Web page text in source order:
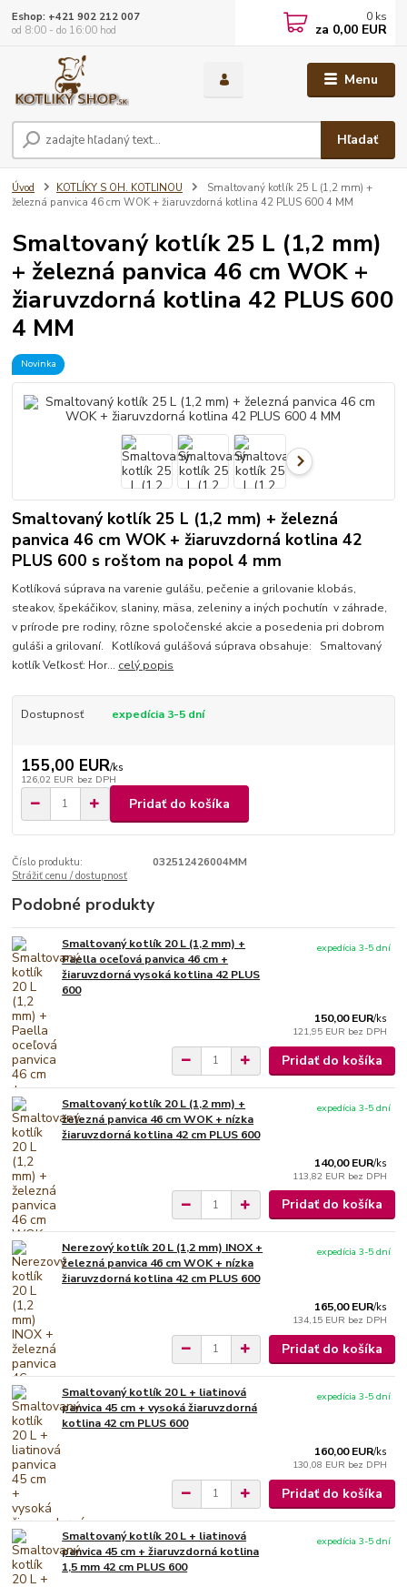
Menu
Hľadať
Eshop: +421 902 212 007
od 8:00 - do 16:00 hod
0 ks
za 0,00 EUR
Úvod KOTLÍKY S OH. KOTLINOU
Smaltovaný kotlík 25 L (1,2 mm) +
železná panvica 46 cm WOK + žiaruvzdorná kotlina 42 PLUS 600 4 MM
Smaltovaný kotlík 25 L (1,2 mm)
+ železná panvica 46 cm WOK +
žiaruvzdorná kotlina 42 PLUS 600
4 MM
Novinka
Smaltovaný kotlík 25 L (1,2 mm) + železná
panvica 46 cm WOK + žiaruvzdorná kotlina 42
PLUS 600 s roštom na popol 4 mm
Kotlíková súprava na varenie gulášu, pečenie a grilovanie klobás,
steakov, špekáčikov, slaniny, mäsa, zeleniny a iných pochutín v záhrade,
v prírode pre rodiny, rôzne spoločenské akcie a posedenia pri dobrom
guláši a grilovaní. Kotlíková gulášová súprava obsahuje: Smaltovaný
kotlík Veľkosť: Hor... celý popis
Dostupnosť expedícia 3-5 dní
155,00 EUR/ks
126,02 EUR bez DPH
Pridať do košíka
Číslo produktu:
032512426004MM
Strážiť cenu / dostupnosť
Podobné produkty
Smaltovaný kotlík 20 L (1,2 mm) +
Paella oceľová panvica 46 cm +
žiaruvzdorná vysoká kotlina 42 PLUS
600
150,00 EUR/ks
121,95 EUR bez DPH
expedícia 3-5 dní
Pridať do košíka
Smaltovaný kotlík 20 L (1,2 mm) +
železná panvica 46 cm WOK + nízka
žiaruvzdorná kotlina 42 cm PLUS 600
140,00 EUR/ks
113,82 EUR bez DPH
expedícia 3-5 dní
Pridať do košíka
Nerezový kotlík 20 L (1,2 mm) INOX +
železná panvica 46 cm WOK + nízka
žiaruvzdorná kotlina 42 cm PLUS 600
165,00 EUR/ks
134,15 EUR bez DPH
expedícia 3-5 dní
Pridať do košíka
Smaltovaný kotlík 20 L + liatinová
panvica 45 cm + vysoká žiaruvzdorná
kotlina 42 cm PLUS 600
160,00 EUR/ks
130,08 EUR bez DPH
expedícia 3-5 dní
Pridať do košíka
Smaltovaný kotlík 20 L + liatinová
panvica 45 cm + žiaruvzdorná kotlina
1,5 mm 42 cm PLUS 600
expedícia 3-5 dní